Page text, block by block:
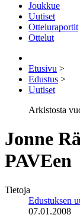
Joukkue
Uutiset
Otteluraportit
Ottelut
Etusivu >
Edustus >
Uutiset
Arkistosta
Jonne
PAVEen
Tietoja
Edustuksen
07.01.2008